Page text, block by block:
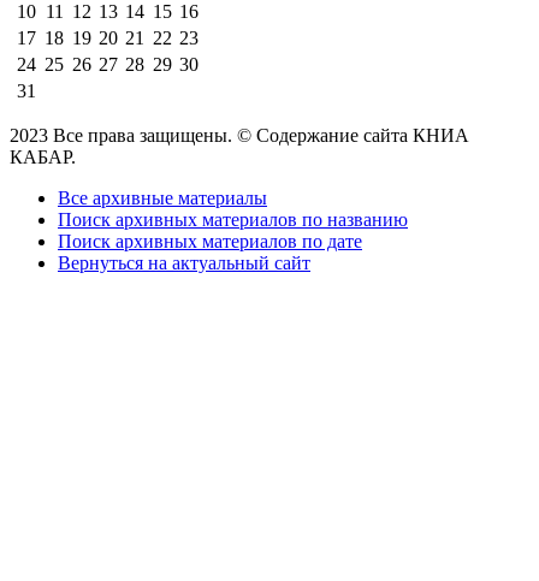
10 11 12 13 14 15 16
17 18 19 20 21 22 23
24 25 26 27 28 29 30
31
2023 Все права защищены. © Содержание сайта КНИА
КАБАР.
Все архивные материалы
Поиск архивных материалов по названию
Поиск архивных материалов по дате
Вернуться на актуальный сайт